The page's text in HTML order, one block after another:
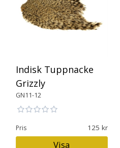
Indisk Tuppnacke
Grizzly
GN11-12
Pris 125
Visa